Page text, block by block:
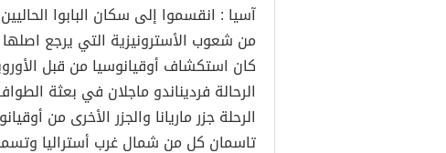
آسيا : انقسموا إلى سكان البابوا
من شعوب الأسترونيزية التي يرجع
الرحالة فرديناندو ماجلان في بعثة